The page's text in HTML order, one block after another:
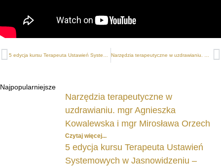
Najpopularniejsze
Narzędzia terapeutyczne w
uzdrawianiu. mgr Agnieszka
Kowalewska i mgr Mirosława Orzech
Czytaj więcej...
5 edycja kursu Terapeuta Ustawień
Systemowych w Jasnowidzeniu –